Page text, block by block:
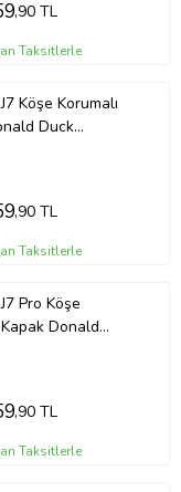
,90 TL
Taksitlerle
Duck
,90 TL
Taksitlerle
Köşe
Donald
,90 TL
Taksitlerle